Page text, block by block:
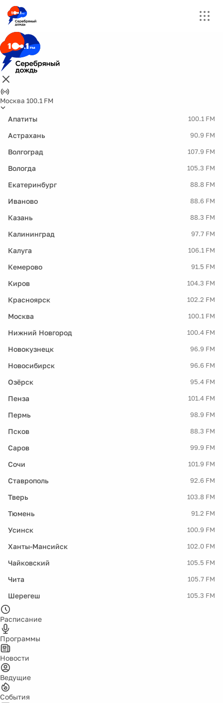
Москва 100.1 FM
Апатиты 100.1 FM
Астрахань 90.9 FM
Волгоград 107.9 FM
Вологда 105.3 FM
Екатеринбург 88.8 FM
Иваново 88.6 FM
Казань 88.3 FM
Калининград 97.7 FM
Калуга 106.1 FM
Кемерово 91.5 FM
Киров 104.3 FM
Красноярск 102.2 FM
Москва 100.1 FM
Нижний Новгород 100.4 FM
Новокузнецк 96.9 FM
Новосибирск 96.6 FM
Озёрск 95.4 FM
Пенза 101.4 FM
Пермь 98.9 FM
Псков 88.3 FM
Саров 99.9 FM
Сочи 101.9 FM
Ставрополь 92.6 FM
Тверь 103.8 FM
Тюмень 91.2 FM
Усинск 100.9 FM
Ханты-Мансийск 102.0 FM
Чайковский 105.5 FM
Чита 105.7 FM
Шерегеш 105.3 FM
Расписание
Программы
Новости
Ведущие
События